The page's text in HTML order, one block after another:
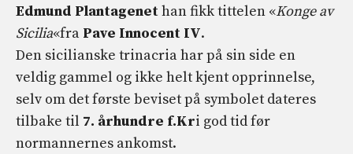
Edmund Plantagenethan fikk tittelen «Konge av
Sicilia«fra Pave Innocent IV.
Den sicilianske trinacria har på sin side en
veldig gammel og ikke helt kjent opprinnelse,
selv om det første beviset på symbolet dateres
tilbake til 7. århundre f.Kri god tid før
normannernes ankomst.